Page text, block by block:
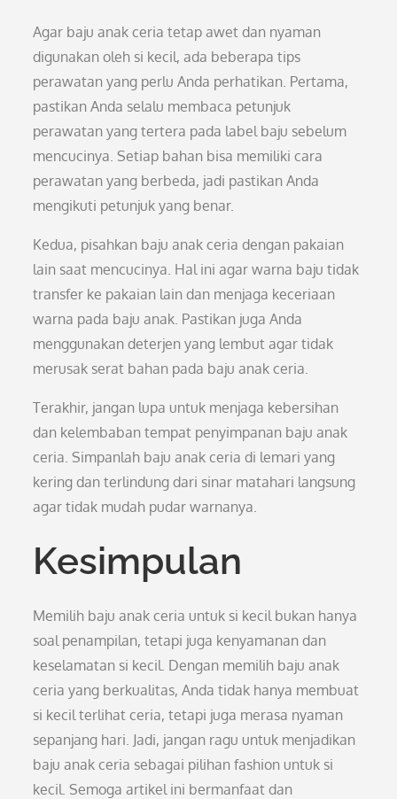
Agar baju anak ceria tetap awet dan nyaman
digunakan oleh si kecil, ada beberapa tips
perawatan yang perlu Anda perhatikan. Pertama,
pastikan Anda selalu membaca petunjuk
perawatan yang tertera pada label baju sebelum
mencucinya. Setiap bahan bisa memiliki cara
perawatan yang berbeda, jadi pastikan Anda
mengikuti petunjuk yang benar.
Kedua, pisahkan baju anak ceria dengan pakaian
lain saat mencucinya. Hal ini agar warna baju tidak
transfer ke pakaian lain dan menjaga keceriaan
warna pada baju anak. Pastikan juga Anda
menggunakan deterjen yang lembut agar tidak
merusak serat bahan pada baju anak ceria.
Terakhir, jangan lupa untuk menjaga kebersihan
dan kelembaban tempat penyimpanan baju anak
ceria. Simpanlah baju anak ceria di lemari yang
kering dan terlindung dari sinar matahari langsung
agar tidak mudah pudar warnanya.
Kesimpulan
Memilih baju anak ceria untuk si kecil bukan hanya
soal penampilan, tetapi juga kenyamanan dan
keselamatan si kecil. Dengan memilih baju anak
ceria yang berkualitas, Anda tidak hanya membuat
si kecil terlihat ceria, tetapi juga merasa nyaman
sepanjang hari. Jadi, jangan ragu untuk menjadikan
baju anak ceria sebagai pilihan fashion untuk si
kecil. Semoga artikel ini bermanfaat dan